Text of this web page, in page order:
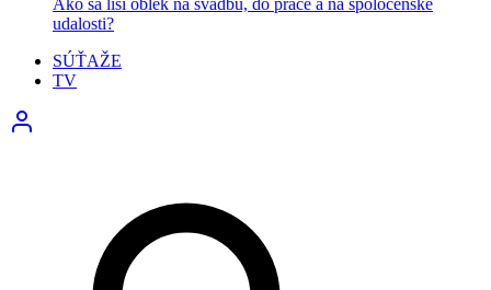
Ako sa líši oblek na svadbu, do práce a na spoločenské
udalosti?
SÚŤAŽE
TV